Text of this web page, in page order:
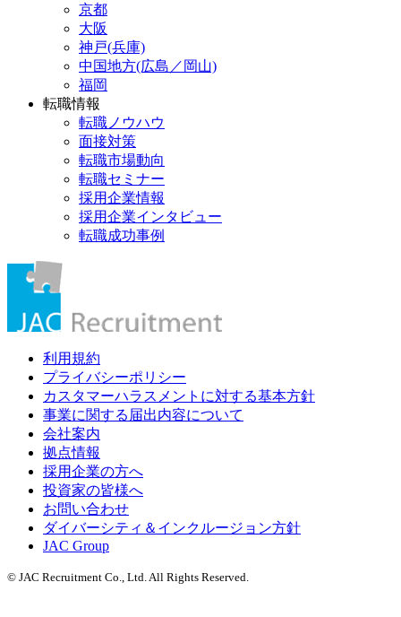
京都
大阪
神戸(兵庫)
中国地方(広島／岡山)
福岡
転職情報
転職ノウハウ
面接対策
転職市場動向
転職セミナー
採用企業情報
採用企業インタビュー
転職成功事例
利用規約
プライバシーポリシー
カスタマーハラスメントに対する基本方針
事業に関する届出内容について
会社案内
拠点情報
採用企業の方へ
投資家の皆様へ
お問い合わせ
ダイバーシティ＆インクルージョン方針
JAC Group
© JAC Recruitment Co., Ltd. All Rights Reserved.